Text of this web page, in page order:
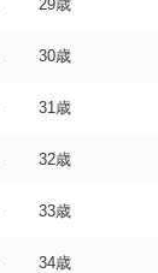
29歳
30歳
31歳
32歳
33歳
34歳